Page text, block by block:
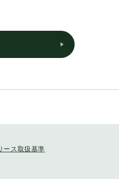
ース取扱基準